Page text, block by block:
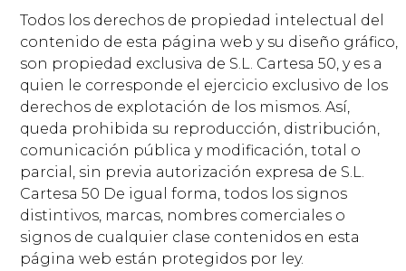
Todos los derechos de propiedad intelectual del
contenido de esta página web y su diseño gráfico,
son propiedad exclusiva de S.L. Cartesa 50, y es a
quien le corresponde el ejercicio exclusivo de los
derechos de explotación de los mismos. Así,
queda prohibida su reproducción, distribución,
comunicación pública y modificación, total o
parcial, sin previa autorización expresa de S.L.
Cartesa 50 De igual forma, todos los signos
distintivos, marcas, nombres comerciales o
signos de cualquier clase contenidos en esta
página web están protegidos por ley.